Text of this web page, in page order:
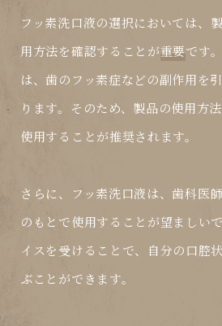
フッ素洗口液の選択においては、
用方法を確認することが重要です
は、歯のフッ素症などの副作用を
ります。そのため、製品の使用方
使用することが推奨されます。
さらに、 フッ素洗口液は、歯科医
のもとで使用することが望ましい
イスを受けることで、自分の口腔
ぶことができます。